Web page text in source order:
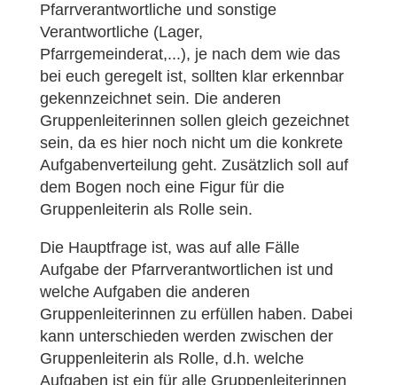
Pfarrverantwortliche und sonstige
Verantwortliche (Lager,
Pfarrgemeinderat,...), je nach dem wie das
bei euch geregelt ist, sollten klar erkennbar
gekennzeichnet sein. Die anderen
Gruppenleiterinnen sollen gleich gezeichnet
sein, da es hier noch nicht um die konkrete
Aufgabenverteilung geht. Zusätzlich soll auf
dem Bogen noch eine Figur für die
Gruppenleiterin als Rolle sein.
Die Hauptfrage ist, was auf alle Fälle
Aufgabe der Pfarrverantwortlichen ist und
welche Aufgaben die anderen
Gruppenleiterinnen zu erfüllen haben. Dabei
kann unterschieden werden zwischen der
Gruppenleiterin als Rolle, d.h. welche
Aufgaben ist ein für alle Gruppenleiterinnen